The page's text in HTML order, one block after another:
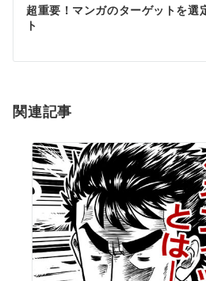
ゲ
シ
ン
超重要！マンガのターゲットを選
ト
関連記事